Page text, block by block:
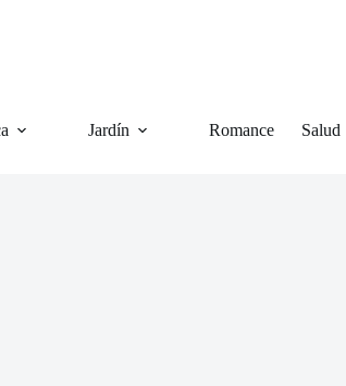
Jardín Romance Salud